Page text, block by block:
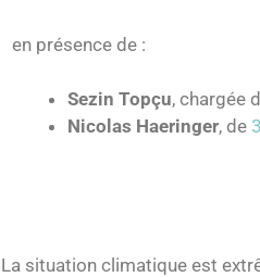
en présence de :
Sezin Topçu, chargée
Nicolas Haeringer, de
La situation climatique est